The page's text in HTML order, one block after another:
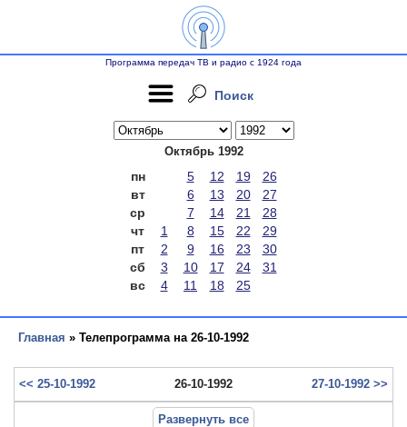
Программа передач ТВ и радио с 1924 года
Поиск
Октябрь 1992
пн 5 12 19
26
вт
6 13 20
27
ср
7 14 21
28
чт
1 8 15 22
29
пт
2 9 16 23
30
сб
3 10 17 24
31
вс
4 11 18 25
Главная » Телепрограмма на 26-10-1992
<< 25-10-1992 26-10-1992 27-10-1992 >>
Развернуть все